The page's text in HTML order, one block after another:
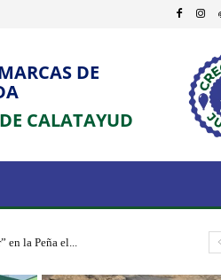
DE
CALATAYUD
la Peña el...